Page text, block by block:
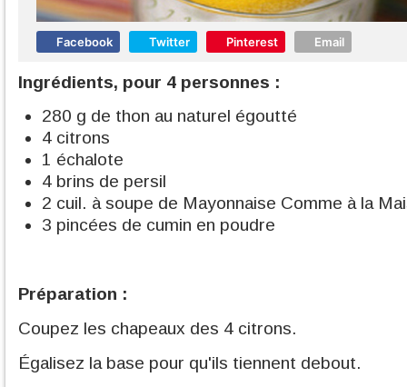
Facebook Twitter Pinterest Email
Ingrédients, pour 4 personnes :
280 g de thon au naturel égoutté
4 citrons
1 échalote
4 brins de persil
2 cuil. à soupe de Mayonnaise Comme à la
3 pincées de cumin en poudre
Préparation :
Coupez les chapeaux des 4 citrons.
Égalisez la base pour qu'ils tiennent debout.